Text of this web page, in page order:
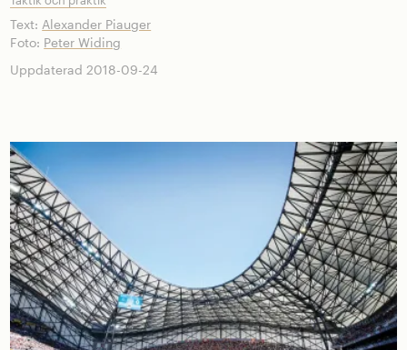
Text: Alexander Piauger
Foto: Peter Widing
Uppdaterad 2018-09-24